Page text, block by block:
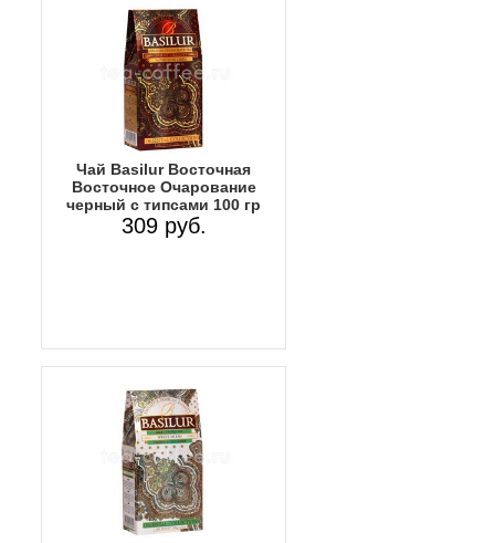
Чай Basilur Восточная
Восточное Очарование
черный с типсами 100 гр
309 руб.